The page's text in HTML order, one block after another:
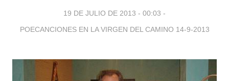
19 DE JULIO DE 2013 - 00:03 -
POECANCIONES EN LA VIRGEN DEL CAMINO 14-9-2013